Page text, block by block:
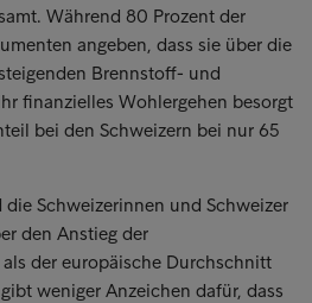
Während 80 Prozent der
angeben, dass sie über die
Brennstoff- und
finanzielles Wohlergehen besorgt
bei den Schweizern bei nur 65
Schweizerinnen und Schweizer
den Anstieg der
der europäische Durchschnitt
weniger Anzeichen dafür, dass